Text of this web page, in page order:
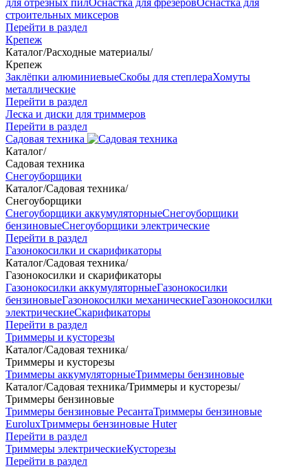
для отрезных пилОснастка для фрезеровОснастка для
строительных миксеров
Перейти в раздел
Крепеж
Каталог/Расходные материалы/
Крепеж
Заклёпки алюминиевыеСкобы для степлераХомуты
металлические
Перейти в раздел
Леска и диски для триммеров
Перейти в раздел
Садовая техника
Каталог/
Садовая техника
Снегоуборщики
Каталог/Садовая техника/
Снегоуборщики
Снегоуборщики аккумуляторныеСнегоуборщики
бензиновыеСнегоуборщики электрические
Перейти в раздел
Газонокосилки и скарификаторы
Каталог/Садовая техника/
Газонокосилки и скарификаторы
Газонокосилки аккумуляторныеГазонокосилки
бензиновыеГазонокосилки механическиеГазонокосилки
электрическиеСкарификаторы
Перейти в раздел
Триммеры и кусторезы
Каталог/Садовая техника/
Триммеры и кусторезы
Триммеры аккумуляторныеТриммеры бензиновые
Каталог/Садовая техника/Триммеры и кусторезы/
Триммеры бензиновые
Триммеры бензиновые РесантаТриммеры бензиновые
EuroluxТриммеры бензиновые Huter
Перейти в раздел
Триммеры электрическиеКусторезы
Перейти в раздел